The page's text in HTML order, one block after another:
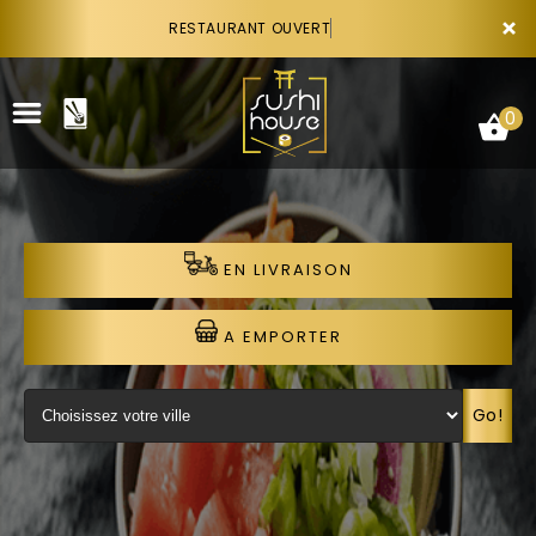
×
RESTAURANT OUVERT
VOTRE COMPTE
NOTRE RESTAURANT
VOS AVIS
0
EN LIVRAISON
A EMPORTER
Go!